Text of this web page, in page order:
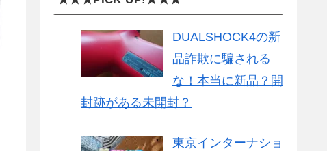
DUALSHOCK4の新
品詐欺に騙される
な！本当に新品？開
封跡がある未開封？
東京インターナショ